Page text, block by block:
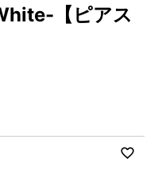
【ピアス